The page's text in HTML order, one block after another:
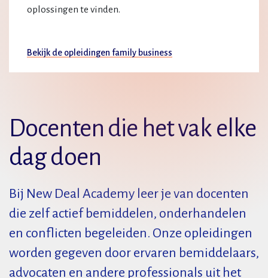
oplossingen te vinden.
Bekijk de opleidingen family business
Docenten die het vak elke
dag doen
Bij New Deal Academy leer je van docenten
die zelf actief bemiddelen, onderhandelen
en conflicten begeleiden. Onze opleidingen
worden gegeven door ervaren bemiddelaars,
advocaten en andere professionals uit het